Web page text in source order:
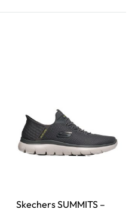
Skechers SUMMITS –